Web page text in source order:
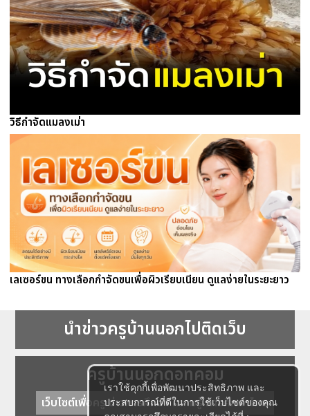
เราใช้คุกกี้เพื่อพัฒนาประสิทธิภาพ และ
ประสบการณ์ที่ดีในการใช้เว็บไซต์ของคุณ
วิธีกำจัดแมลงเม่า
เลเซอร์ขน ทางเลือกกำจัดขนเพื่อผิวเรียบเนียน ดูแลง่ายในระยะยาว
นำข่าวครูบ้านนอกไปติดเว็บ
ครูบ้านนอกดอทคอม
เว็บไซต์เพื่อครู ข่าวการศึกษา ความรู้ การศึกษาไทย